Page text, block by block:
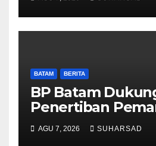
Reguler Segera
LMS
BATAM BERITA
BP Batam
Penertiban
Ruang Laut Sesuai
Ketentuan
AGU 7, 2026 SUHARSAD